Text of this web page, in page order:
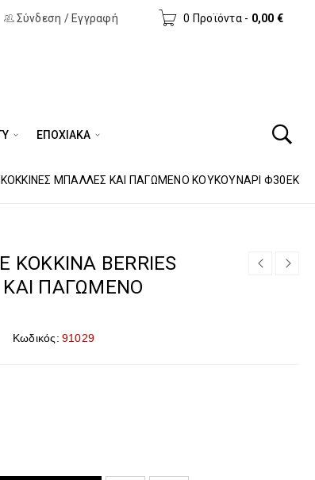
0 Προϊόντα - 0,00 €
Σύνδεση / Εγγραφή
ΕΠΟΧΙΑΚΑ
ΚΟΚΚΙΝΕΣ ΜΠΑΛΛΕΣ ΚΑΙ ΠΑΓΩΜΕΝΟ ΚΟΥΚΟΥΝΑΡΙ Φ30ΕΚ
BERRIES
ΠΑΓΩΜΕΝΟ
Κωδικός: 91029